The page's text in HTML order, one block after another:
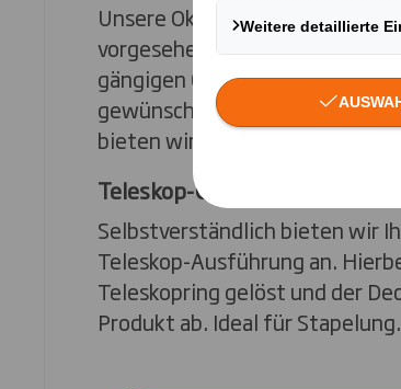
Unsere Oktabiner sind für den
vorgesehen und können so
gängigen
gewünschten Spezialgrößen
bieten wir weitere
Teleskop-Oktabiner
Selbstverständlich bieten wir
Teleskop-Ausführung an.
Teleskopring gelöst und der
Produkt ab. Ideal für Stapelung.